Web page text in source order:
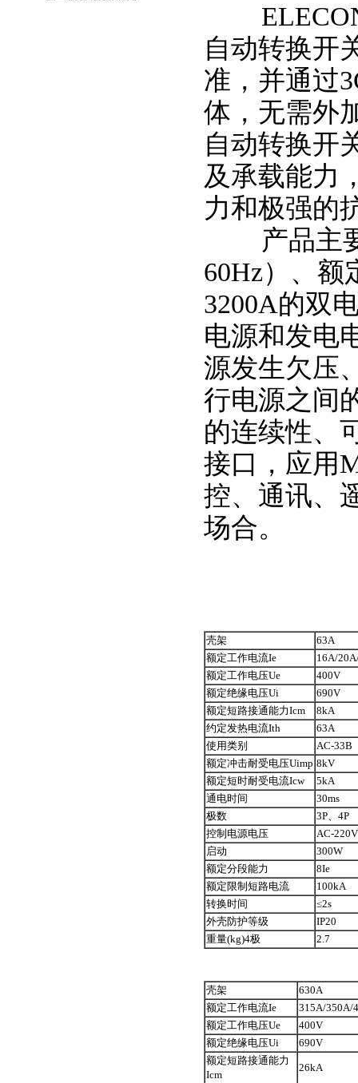
ELECON-
自动转换开
准，并通过
体，无需外
自动转换开
及承载能力
力和极强的
产品主要
60Hz）、额
3200A的双
电源和发电
源发生欠压
行电源之间
的连续性、
接口，应用
控、通讯、
场合。
壳架
63A
额定工作电流Ie
16A/
额定工作电压Ue
400V
额定绝缘电压Ui
690V
额定短路接通能力Icm
8kA
约定发热电流Ith
63A
使用类别
AC-33B
额定冲击耐受电压Uimp 8kV
额定短时耐受电流Icw
5kA
通电时间
30ms
极数
3P、4P
控制电源电压
AC-220V
启动
300W
额定分段能力
8Ie
额定限制短路电流
100kA
转换时间
≤2s
外壳防护等级
IP20
重量(kg)4极
2.7
壳架
630A
额定工作电流Ie
315A/350A/
额定工作电压Ue
400V
额定绝缘电压Ui
690V
额定短路接通能力
Icm
26kA